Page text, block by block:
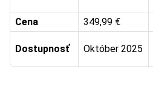
Cena 349,99 €
Dostupnosť Október 2025